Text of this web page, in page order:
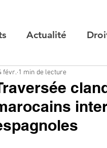
Actualité
févr. 1 min de lecture